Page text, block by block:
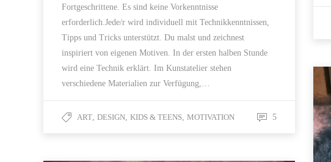
Fortgeschrittene. Es sind keine Vorkenntnisse
erforderlich.Jede/r wird individuell mit Technikkenntnissen,
Tipps und Tricks unterstützt. Du malst und zeichnest
inspiriert von eigenen Motiven. In der ersten halben Stunde
wird eine Technik erklärt. Im Kunstatelier stehen
verschiedene Materialien zur Verfügung,…
ART, DESIGN, KIDS & TEENS, MOTIVATION 5